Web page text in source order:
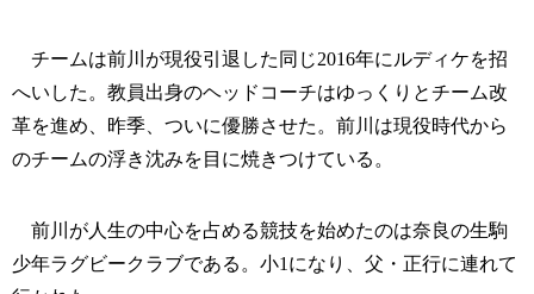
チームは前川が現役引退した同じ2016年にルディケを招
へいした。教員出身のヘッドコーチはゆっくりとチーム改
革を進め、昨季、ついに優勝させた。前川は現役時代から
のチームの浮き沈みを目に焼きつけている。
前川が人生の中心を占める競技を始めたのは奈良の生駒
少年ラグビークラブである。小1になり、父・正行に連れて